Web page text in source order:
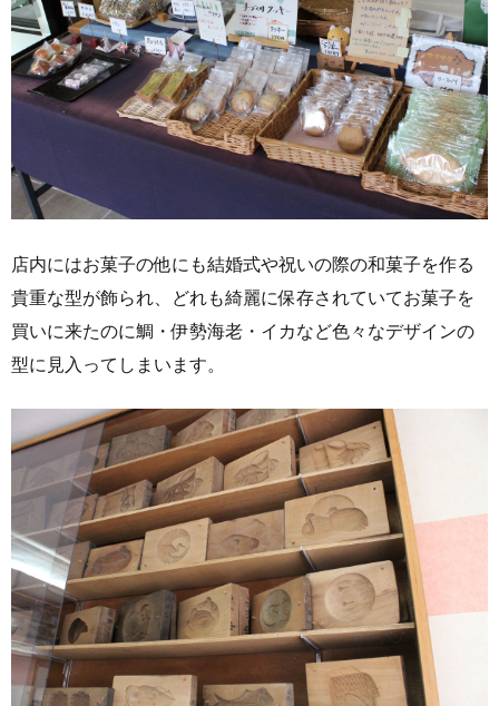
店内にはお菓子の他にも結婚式や祝いの際の和菓子を作る
貴重な型が飾られ、どれも綺麗に保存されていてお菓子を
買いに来たのに鯛・伊勢海老・イカなど色々なデザインの
型に見入ってしまいます。